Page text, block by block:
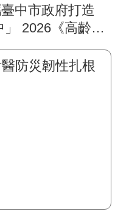
中市政府打造
」 2026《高齡健